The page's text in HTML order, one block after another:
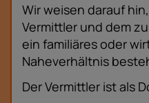
Wir weisen darauf
Vermittler und dem
ein familiäres oder
Naheverhältnis
Der Vermittler ist als